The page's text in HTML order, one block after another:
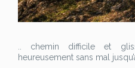
.. chemin difficile et
heureusement sans mal